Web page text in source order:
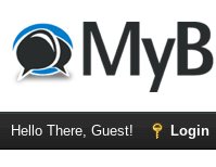
Hello There, Guest! Login